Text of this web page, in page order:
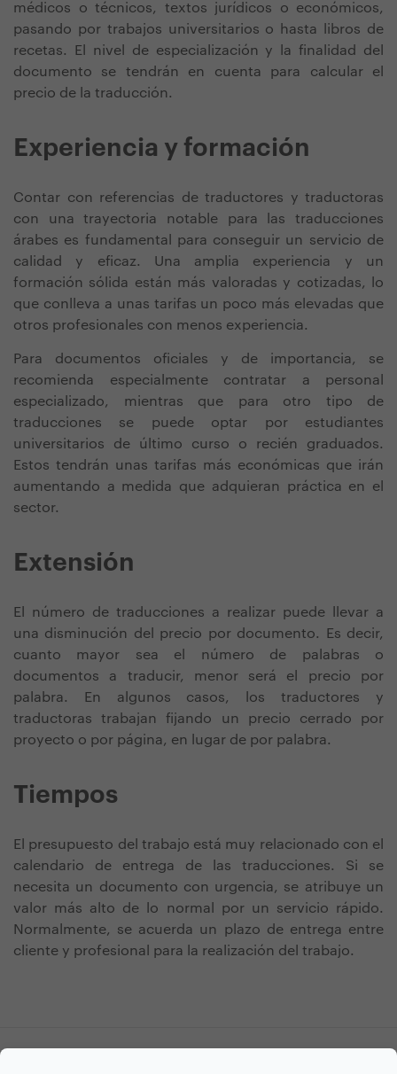
médicos o técnicos, textos jurídicos o económicos,
pasando por trabajos universitarios o hasta libros de
recetas. El nivel de especialización y la finalidad del
documento se tendrán en cuenta para calcular el
precio de la traducción.
Experiencia y formación
Contar con referencias de traductores y traductoras
con una trayectoria notable para las traducciones
árabes es fundamental para conseguir un servicio de
calidad y eficaz. Una amplia experiencia y un
formación sólida están más valoradas y cotizadas, lo
que conlleva a unas tarifas un poco más elevadas que
otros profesionales con menos experiencia.
Para documentos oficiales y de importancia, se
recomienda especialmente contratar a personal
especializado, mientras que para otro tipo de
traducciones se puede optar por estudiantes
universitarios de último curso o recién graduados.
Estos tendrán unas tarifas más económicas que irán
aumentando a medida que adquieran práctica en el
sector.
Extensión
El número de traducciones a realizar puede llevar a
una disminución del precio por documento. Es decir,
cuanto mayor sea el número de palabras o
documentos a traducir, menor será el precio por
palabra. En algunos casos, los traductores y
traductoras trabajan fijando un precio cerrado por
proyecto o por página, en lugar de por palabra.
Tiempos
El presupuesto del trabajo está muy relacionado con el
calendario de entrega de las traducciones. Si se
necesita un documento con urgencia, se atribuye un
valor más alto de lo normal por un servicio rápido.
Normalmente, se acuerda un plazo de entrega entre
cliente y profesional para la realización del trabajo.